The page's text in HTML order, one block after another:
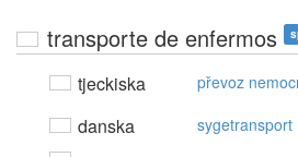
transporte de enfermos
tjeckiska převoz
danska sygetransport